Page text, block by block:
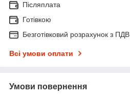
Післяплата
Готівкою
Безготівковий розрахунок з ПДВ
Всі умови оплати
Умови повернення